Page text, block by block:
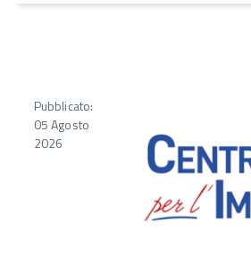
Pubblicato:
05 Agosto
2026